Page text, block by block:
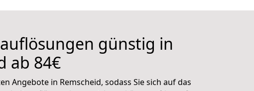
günstig in
ab 84€
Angebote in Remscheid, sodass Sie sich auf das